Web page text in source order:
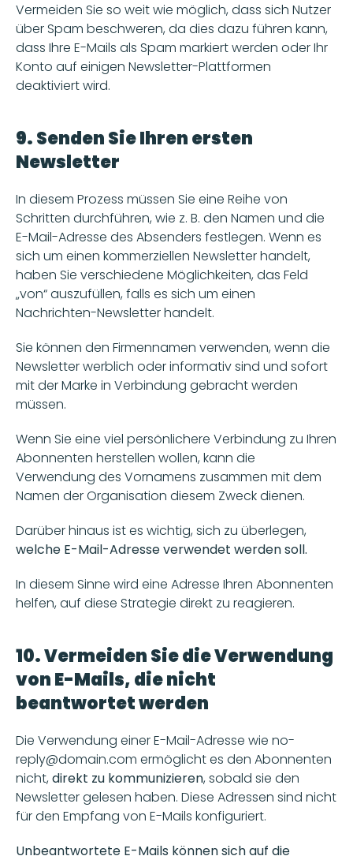
Vermeiden Sie so weit wie möglich, dass sich Nutzer
über Spam beschweren, da dies dazu führen kann,
dass Ihre E-Mails als Spam markiert werden oder Ihr
Konto auf einigen Newsletter-Plattformen
deaktiviert wird.
9. Senden Sie Ihren ersten
Newsletter
In diesem Prozess müssen Sie eine Reihe von
Schritten durchführen, wie z. B. den Namen und die
E-Mail-Adresse des Absenders festlegen. Wenn es
sich um einen kommerziellen Newsletter handelt,
haben Sie verschiedene Möglichkeiten, das Feld
„von“ auszufüllen, falls es sich um einen
Nachrichten-Newsletter handelt.
Sie können den Firmennamen verwenden, wenn die
Newsletter werblich oder informativ sind und sofort
mit der Marke in Verbindung gebracht werden
müssen.
Wenn Sie eine viel persönlichere Verbindung zu Ihren
Abonnenten herstellen wollen, kann die
Verwendung des Vornamens zusammen mit dem
Namen der Organisation diesem Zweck dienen.
Darüber hinaus ist es wichtig, sich zu überlegen,
welche E-Mail-Adresse verwendet werden soll.
In diesem Sinne wird eine Adresse Ihren Abonnenten
helfen, auf diese Strategie direkt zu reagieren.
10. Vermeiden Sie die Verwendung
von E-Mails, die nicht
beantwortet werden
Die Verwendung einer E-Mail-Adresse wie no-
reply@domain.com ermöglicht es den Abonnenten
nicht, direkt zu kommunizieren, sobald sie den
Newsletter gelesen haben. Diese Adressen sind nicht
für den Empfang von E-Mails konfiguriert.
Unbeantwortete E-Mails können sich auf die